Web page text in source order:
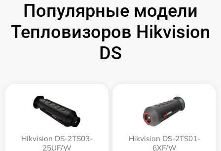
Популярные модели
Тепловизоров Hikvision
DS
Hikvision DS-2TS03-
25UF/W
Hikvision DS-2TS01-
6XF/W